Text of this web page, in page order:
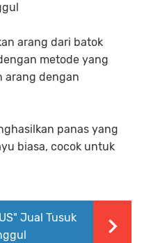
arang dari batok
metode yang
arang dengan
panas yang
biasa, cocok untuk
Jual Tusuk